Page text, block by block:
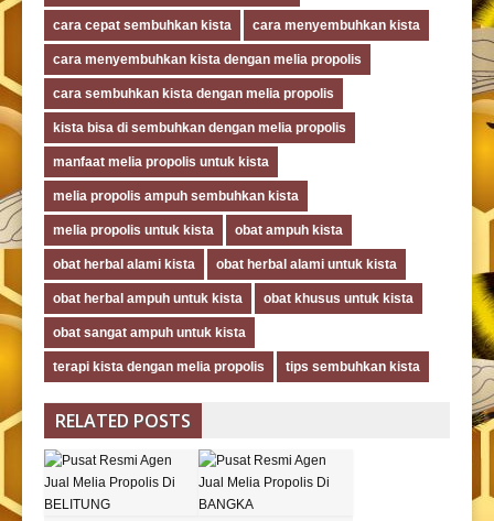
cara cepat sembuhkan kista cara menyembuhkan kista
cara menyembuhkan kista dengan melia propolis
cara sembuhkan kista dengan melia propolis
kista bisa di sembuhkan dengan melia propolis
manfaat melia propolis untuk kista
melia propolis ampuh sembuhkan kista
melia propolis untuk kista obat ampuh kista
obat herbal alami kista obat herbal alami untuk kista
obat herbal ampuh untuk kista obat khusus untuk kista
obat sangat ampuh untuk kista
terapi kista dengan melia propolis tips sembuhkan kista
RELATED POSTS